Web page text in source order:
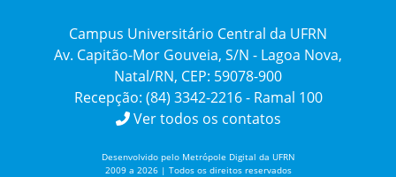
Campus Universitário Central da UFRN
Av. Capitão-Mor Gouveia, S/N - Lagoa Nova,
Natal/RN, CEP: 59078-900
Recepção: (84) 3342-2216 - Ramal 100
Ver todos os contatos
Desenvolvido pelo Metrópole Digital da UFRN
2009 a 2026 | Todos os direitos reservados